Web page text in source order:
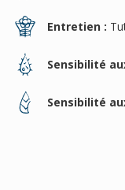
Entretien :
Sensibilité
Sensibilité